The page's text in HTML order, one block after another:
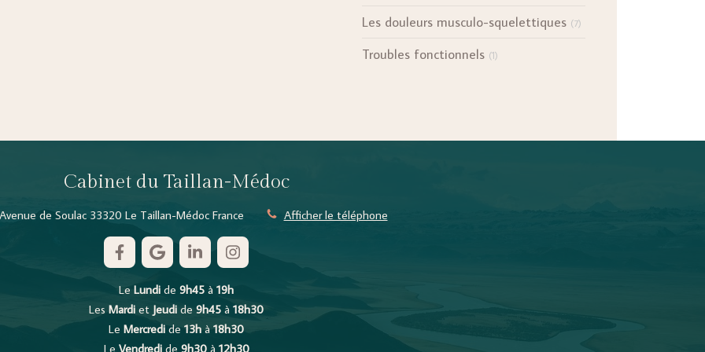
Les douleurs musculo-squelettiques (7)
Troubles fonctionnels (1)
Cabinet du Taillan-Médoc
de Soulac 33320 Le Taillan-Médoc France Afficher le téléphone
Le Lundi de 9h45 à 19h
Les Mardi et Jeudi de 9h45 à 18h30
Le Mercredi de 13h à 18h30
Le Vendredide 9h30à 12h30